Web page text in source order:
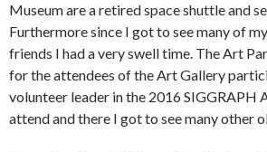
Museum are a retired space shuttle and
Furthermore since I got to see many of
friends I had a very swell time. The Art
for the attendees of the Art Gallery
volunteer leader in the 2016 SIGGRAPH
attend and there I got to see many other